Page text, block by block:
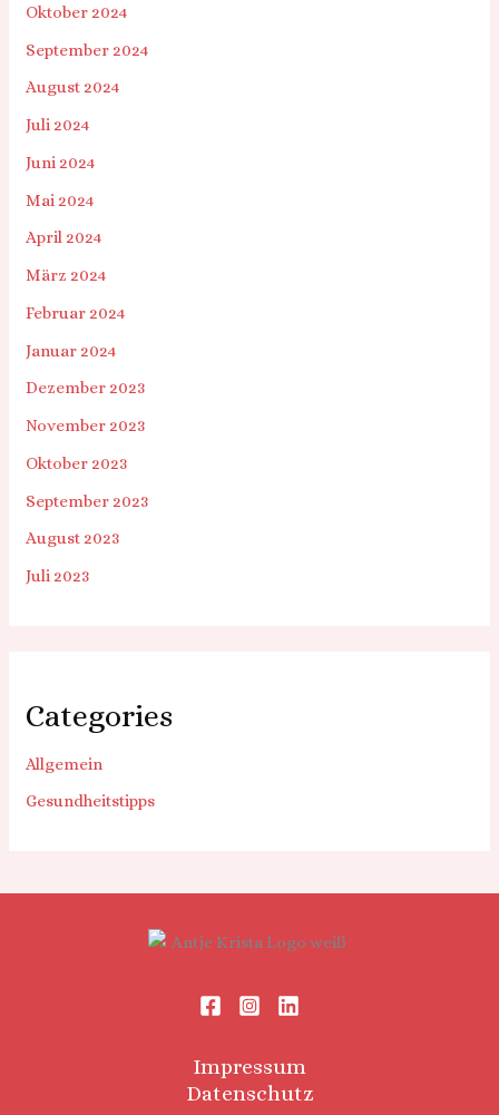
Oktober 2024
September 2024
August 2024
Juli 2024
Juni 2024
Mai 2024
April 2024
März 2024
Februar 2024
Januar 2024
Dezember 2023
November 2023
Oktober 2023
September 2023
August 2023
Juli 2023
Categories
Allgemein
Gesundheitstipps
Impressum
Datenschutz